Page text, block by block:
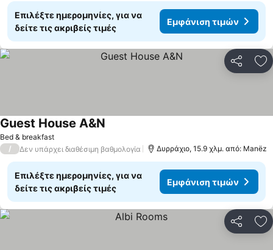
Επιλέξτε ημερομηνίες, για να
δείτε τις ακριβείς τιμές
Εμφάνιση τιμών
Bed & breakfast
Guest House A&N
/ Δεν υπάρχει διαθέσιμη βαθμολογία Δυρράχιο, 15.9 χλμ. από: Manëz
Επιλέξτε ημερομηνίες, για να
δείτε τις ακριβείς τιμές
Εμφάνιση τιμών